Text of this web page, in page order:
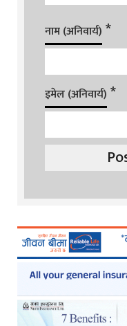
नाम (अनिवार्य) *
इमेल (अनिवार्य) *